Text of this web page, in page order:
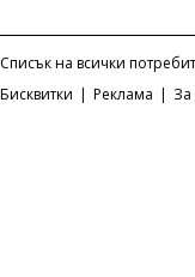
Списък на всички
Бисквитки | Реклама | За